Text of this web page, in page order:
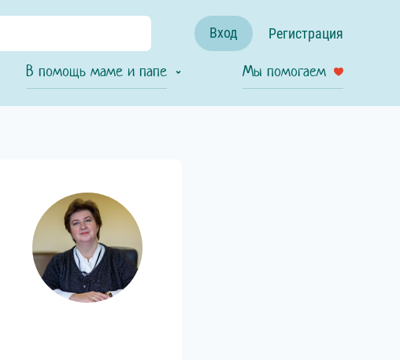
В помощь маме и папе Мы помогаем
Регистрация
Вход